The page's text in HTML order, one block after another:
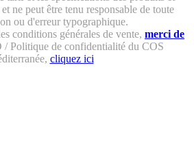
ne peut être tenu responsable de toute
ou d'erreur typographique.
conditions générales de vente, merci de
Politique de confidentialité du COS
cliquez ici